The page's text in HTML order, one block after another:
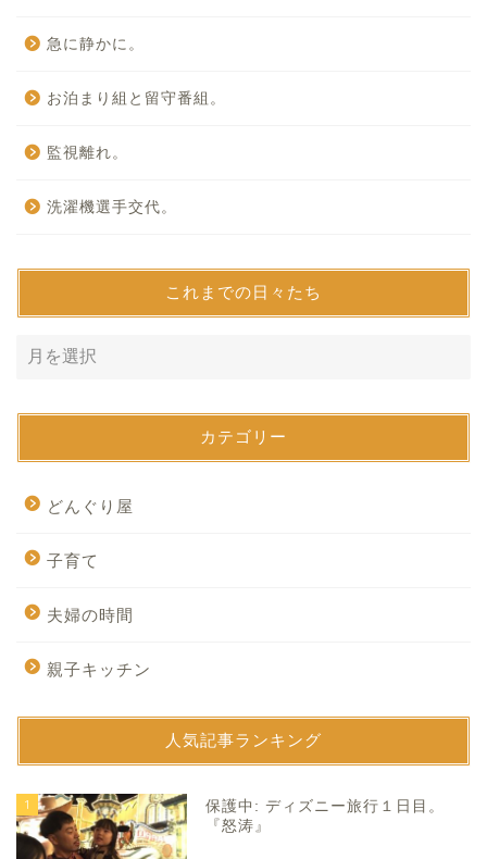
急に静かに。
お泊まり組と留守番組。
監視離れ。
洗濯機選手交代。
これまでの日々たち
カテゴリー
どんぐり屋
子育て
夫婦の時間
親子キッチン
人気記事ランキング
1
保護中: ディズニー旅行１日目。
『怒涛』